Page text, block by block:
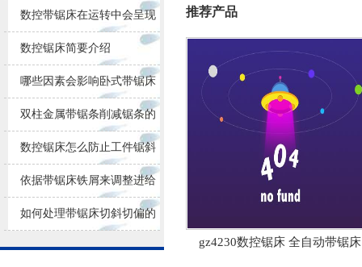
数控带锯床在运转中会呈现
的问题
数控锯床简要介绍
哪些因素会影响卧式带锯床
锯削的效果
双柱金属带锯条削减锯条的
损耗
数控锯床怎么防止工件锯斜
依据带锯床铁屑来调整进给
量大小
如何处理带锯床切斜切偏的
问题？
推荐产品
gz4230数控锯床 全自动带锯床